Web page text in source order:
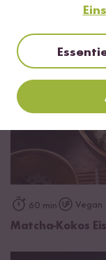
60 min Vegan
Matcha-Kokos